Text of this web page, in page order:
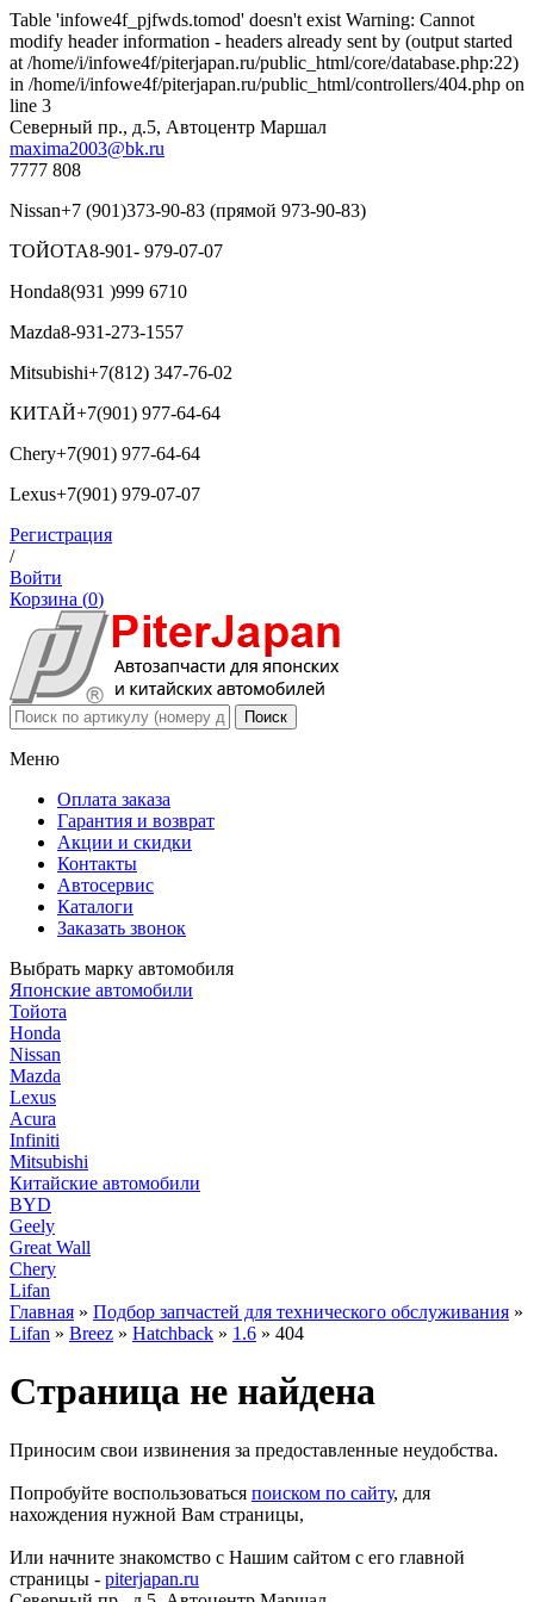
Table 'infowe4f_pjfwds.tomod' doesn't exist Warning: Cannot
modify header information - headers already sent by (output started
at /home/i/infowe4f/piterjapan.ru/public_html/core/database.php:22)
in /home/i/infowe4f/piterjapan.ru/public_html/controllers/404.php on
line 3
Северный пр., д.5, Автоцентр Маршал
maxima2003@bk.ru
7777 808
Nissan+7 (901)373-90-83 (прямой 973-90-83)
ТОЙОТА8-901- 979-07-07
Honda8(931 )999 6710
Mazda8-931-273-1557
Mitsubishi+7(812) 347-76-02
КИТАЙ+7(901) 977-64-64
Chery+7(901) 977-64-64
Lexus+7(901) 979-07-07
Регистрация
/
Войти
Корзина (0)
Меню
Оплата заказа
Гарантия и возврат
Акции и скидки
Контакты
Автосервис
Каталоги
Заказать звонок
Выбрать марку автомобиля
Японские автомобили
Тойота
Honda
Nissan
Mazda
Lexus
Acura
Infiniti
Mitsubishi
Китайские автомобили
BYD
Geely
Great Wall
Chery
Lifan
Главная » Подбор запчастей для технического обслуживания »
Lifan » Breez » Hatchback » 1.6 » 404
Страница не найдена
Приносим свои извинения за предоставленные неудобства.
Попробуйте воспользоваться поиском по сайту, для
нахождения нужной Вам страницы,
Или начните знакомство с Нашим сайтом с его главной
страницы - piterjapan.ru